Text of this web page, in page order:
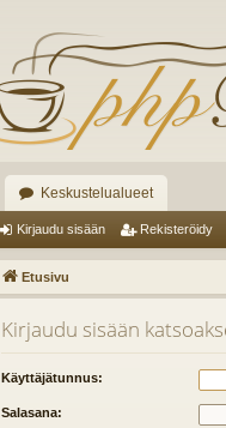
Keskustelualueet
Kirjaudu sisään Rekisteröidy
Etusivu
Kirjaudu sisään
Käyttäjätunnus:
Salasana: